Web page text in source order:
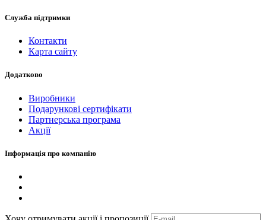
Служба підтримки
Контакти
Карта сайту
Додатково
Виробники
Подарункові сертифікати
Партнерська програма
Акції
Інформація про компанію